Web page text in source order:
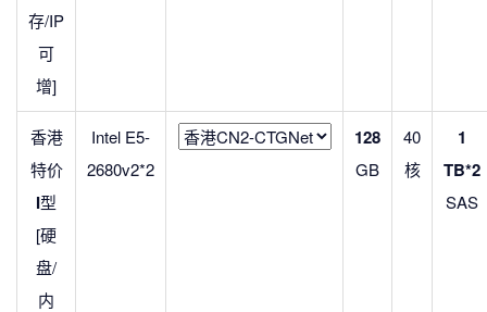
存/IP
可
增]
香港
特价
I型
[硬
盘/
内
Intel E5-
2680v2*2
128
GB
40
核
1
TB*2
SAS